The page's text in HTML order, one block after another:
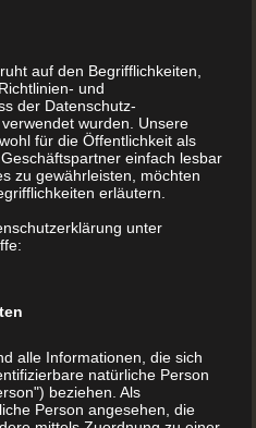
–
Buch
in Österreich Alle
auch bekannt als
die Möglichkeit, ihre Werke
Hier sind einige der
Kontrolle über alle Aspekte
Du entscheidest,
auf den Begrifflichkeiten,
und
der Datenschutz-
wurden. Unsere
für die Öffentlichkeit als
einfach lesbar
zu gewährleisten, möchten
erläutern.
unter
alle Informationen, die sich
natürliche Person
beziehen. Als
Person angesehen, die